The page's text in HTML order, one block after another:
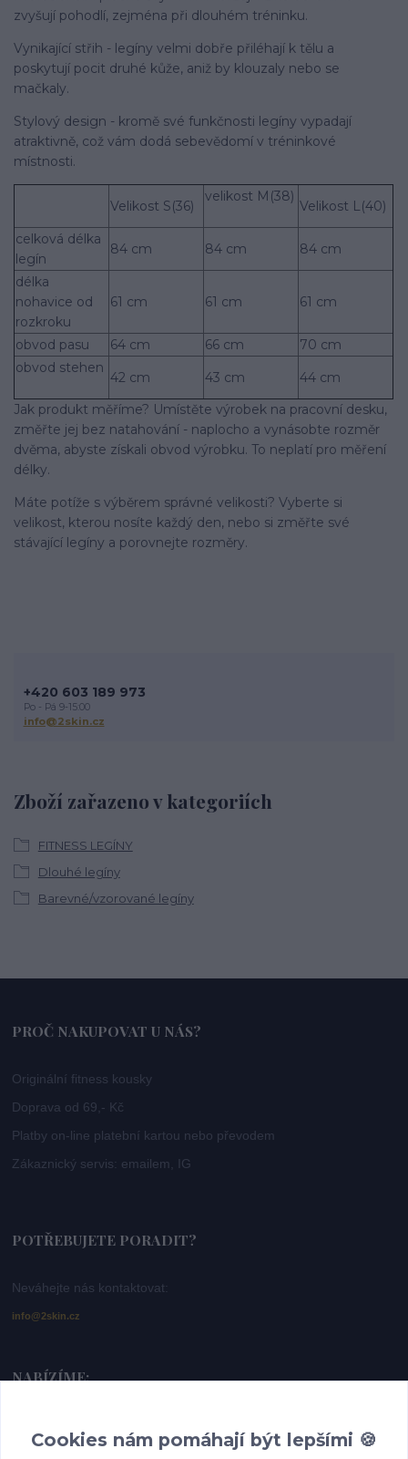
zvyšují pohodlí, zejména při dlouhém tréninku.
Vynikající střih - legíny velmi dobře přiléhají k tělu a
poskytují pocit druhé kůže, aniž by klouzaly nebo se
mačkaly.
Stylový design - kromě své funkčnosti legíny vypadají
atraktivně, což vám dodá sebevědomí v tréninkové
místnosti.
Velikost S(36)
velikost M(38)
Velikost L(40)
celková délka
legín
84 cm 84 cm
84 cm
délka
nohavice od
rozkroku
61 cm 61 cm 61 cm
obvod pasu 64 cm 66 cm
70 cm
obvod stehen
42 cm 43 cm
44 cm
Jak produkt měříme? Umístěte výrobek na pracovní desku,
změřte jej bez natahování - naplocho a vynásobte rozměr
dvěma, abyste získali obvod výrobku. To neplatí pro měření
délky.
Máte potíže s výběrem správné velikosti? Vyberte si
velikost, kterou nosíte každý den, nebo si změřte své
stávající legíny a porovnejte rozměry.
Zboží zařazeno v kategoriích
FITNESS LEGÍNY
Dlouhé legíny
Barevné/vzorované legíny
+420 603 189 973
Po - Pá 9-15:00
info@2skin.cz
PROČ NAKUPOVAT U NÁS?
Originální fitness kousky
Doprava od 69,- Kč
Platby on-line platební kartou nebo převodem
Zákaznický servis: emailem, IG
POTŘEBUJETE PORADIT?
Neváhejte nás kontaktovat:
info@2skin.cz
NABÍZÍME:
https://www.2skin.cz/damske-topy-a-tricka
Cookies nám pomáhají být lepšími 🍪